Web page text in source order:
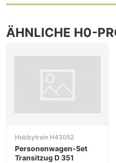
ÄHNLICHE H0-
Hobbytrain H43052
Personenwagen-Set
Transitzug D 351